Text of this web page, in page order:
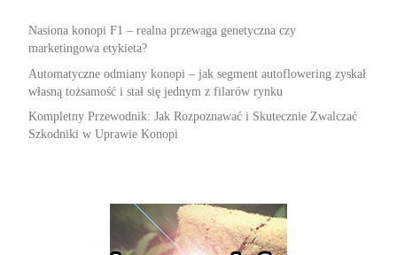
Nasiona konopi F1 – realna przewaga genetyczna czy
marketingowa etykieta?
Automatyczne odmiany konopi – jak segment autoflowering zyskał
własną tożsamość i stał się jednym z filarów rynku
Kompletny Przewodnik: Jak Rozpoznawać i Skutecznie Zwalczać
Szkodniki w Uprawie Konopi